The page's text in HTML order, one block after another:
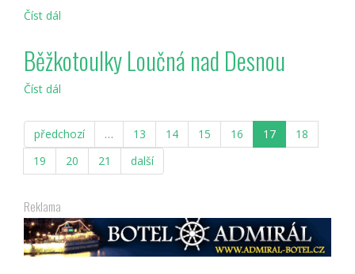
Číst dál
Běžkotoulky Loučná nad Desnou
Číst dál
nad
Desnou
předchozí … 13 14 15 16 17
18
19
20 21 další
Reklama